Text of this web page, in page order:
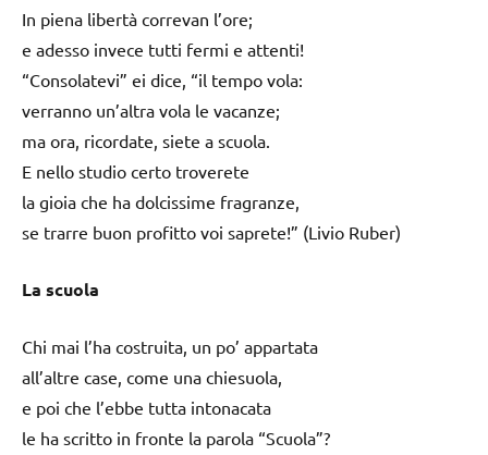
In piena libertà correvan l’ore;
e adesso invece tutti fermi e attenti!
“Consolatevi” ei dice, “il tempo vola:
verranno un’altra vola le vacanze;
ma ora, ricordate, siete a scuola.
E nello studio certo troverete
la gioia che ha dolcissime fragranze,
se trarre buon profitto voi saprete!” (Livio Ruber)
La scuola
Chi mai l’ha costruita, un po’ appartata
all’altre case, come una chiesuola,
e poi che l’ebbe tutta intonacata
le ha scritto in fronte la parola “Scuola”?